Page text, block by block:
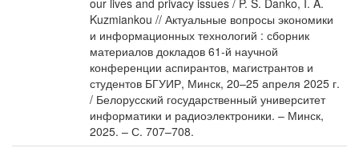
our lives and privacy issues / P. S. Danko, I. A.
Kuzmiankou // Актуальные вопросы экономики
и информационных технологий : сборник
материалов докладов 61-й научной
конференции аспирантов, магистрантов и
студентов БГУИР, Минск, 20–25 апреля 2025 г.
/ Белорусский государственный университет
информатики и радиоэлектроники. – Минск,
2025. – С. 707–708.